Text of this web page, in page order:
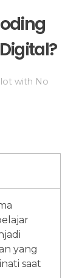
with No
yang
saat